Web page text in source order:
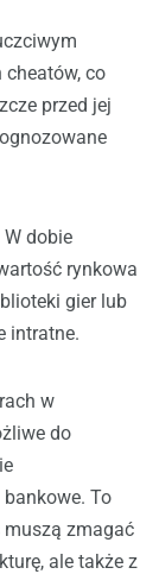
co
przed jej
dobie
rynkowa
gier lub
intratne.
w
do
To
muszą zmagać
ale także z